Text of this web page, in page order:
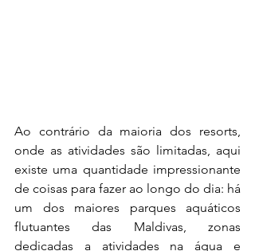
Ao contrário da maioria dos resorts,
onde as atividades são limitadas, aqui
existe uma quantidade impressionante
de coisas para fazer ao longo do dia: há
um dos maiores parques aquáticos
flutuantes das Maldivas, zonas
dedicadas a atividades na água e